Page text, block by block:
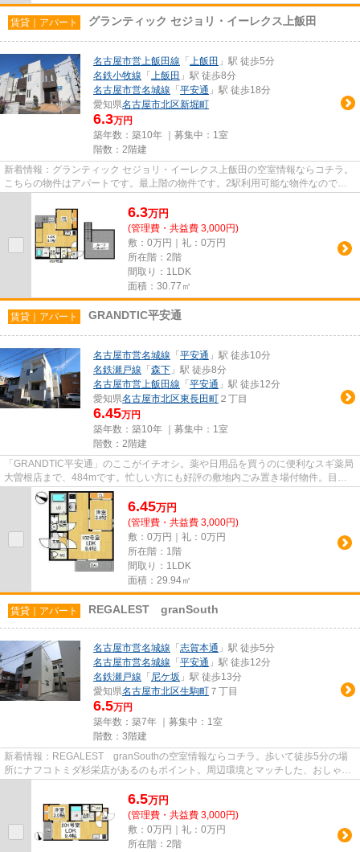
賃貸｜アパート グランティック セジョリ・イーレクス上飯田
名古屋市営上飯田線 「 上飯田 」駅 徒歩5分
名鉄小牧線 「 上飯田 」駅 徒歩8分
名古屋市営名城線 「 平安通 」駅 徒歩18分
愛知県名古屋市北区新堀町
6.3万円
築年数：築10年 ｜募集中： 1室
階数：2階建
新着情報：グランティック セジョリ・イーレクス上飯田の空室情報ならコチラ。
こちらの物件はアパートです。最上階の物件です。2駅利用可能な物件なので行
6.3万円
(管理費・共益費 3,000円)
敷：0万円｜礼：0万円
所在階：2階
間取り：1LDK
面積：30.77㎡
賃貸｜アパート GRANDTIC平安通
名古屋市営名城線 「 平安通 」駅 徒歩10分
名鉄瀬戸線 「 森下 」駅 徒歩8分
名古屋市営上飯田線 「 平安通 」駅 徒歩12分
愛知県名古屋市北区東長田町 ２丁目
6.45万円
築年数：築10年 ｜募集中： 1室
階数：2階建
「GRANDTIC平安通」のここがイチオシ。薬や日用品を買うのに便利なスギ薬局
大曽根店まで、484mです。忙しい方にも好評の敷地内ごみ置き場付物件。目立
つ外観と洗練された設計の内装を...
6.45万円
(管理費・共益費 3,000円)
敷：0万円｜礼：0万円
所在階：1階
間取り：1LDK
面積：29.94㎡
賃貸｜アパート REGALEST granSouth
名古屋市営名城線 「 志賀本通 」駅 徒歩5分
名古屋市営名城線 「 平安通 」駅 徒歩12分
名鉄瀬戸線 「 尼ケ坂 」駅 徒歩13分
愛知県名古屋市北区生駒町 ７丁目
6.5万円
築年数：築7年 ｜募集中： 1室
階数：3階建
新着情報：REGALEST granSouthの空室情報ならコチラ。歩いて徒歩5分の場
所にナフコトミダ杉栄店があるのもポイント。周辺環境とマッチした、おしゃれ
6.5万円
(管理費・共益費 3,000円)
敷：0万円｜礼：0万円
所在階：2階